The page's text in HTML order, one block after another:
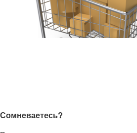
Сомневаетесь?